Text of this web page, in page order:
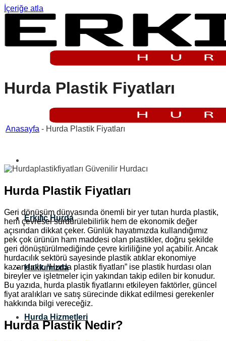
İçeriğe atla
Erkılıç Hurda
Hakkımızda
Hurda Hizmetleri
Hurda Plastik Fiyatları
Anasayfa - Hurda Plastik Fiyatları
Hurda Plastik Fiyatları
Geri dönüşüm dünyasında önemli bir yer tutan hurda plastik,
hem çevresel sürdürülebilirlik hem de ekonomik değer
açısından dikkat çeker. Günlük hayatımızda kullandığımız
pek çok ürünün ham maddesi olan plastikler, doğru şekilde
geri dönüştürülmediğinde çevre kirliliğine yol açabilir. Ancak
hurdacılık sektörü sayesinde plastik atıklar ekonomiye
kazandırılır. “Hurda plastik fiyatları” ise plastik hurdası olan
bireyler ve işletmeler için yakından takip edilen bir konudur.
Bu yazıda, hurda plastik fiyatlarını etkileyen faktörler, güncel
fiyat aralıkları ve satış sürecinde dikkat edilmesi gerekenler
hakkında bilgi vereceğiz.
Hurda Plastik Nedir?